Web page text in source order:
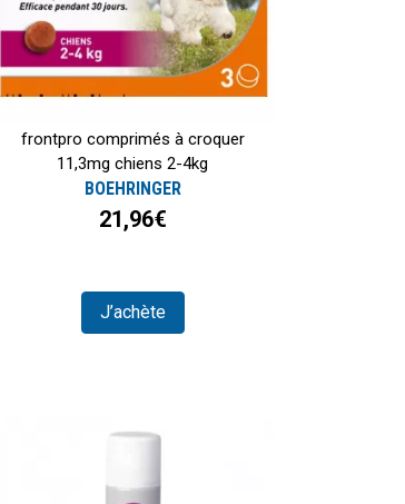
frontpro comprimés à croquer
11,3mg chiens 2-4kg
BOEHRINGER
21,96€
J’achète